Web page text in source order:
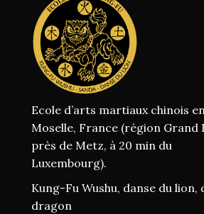
Ecole d’arts martiaux chinois
Moselle, France (région Grand
près de Metz, à 20 min du
Luxembourg).
Kung-Fu Wushu, danse du lion,
dragon